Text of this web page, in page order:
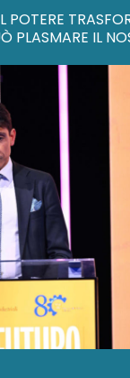
POTERE
PLASMARE IL